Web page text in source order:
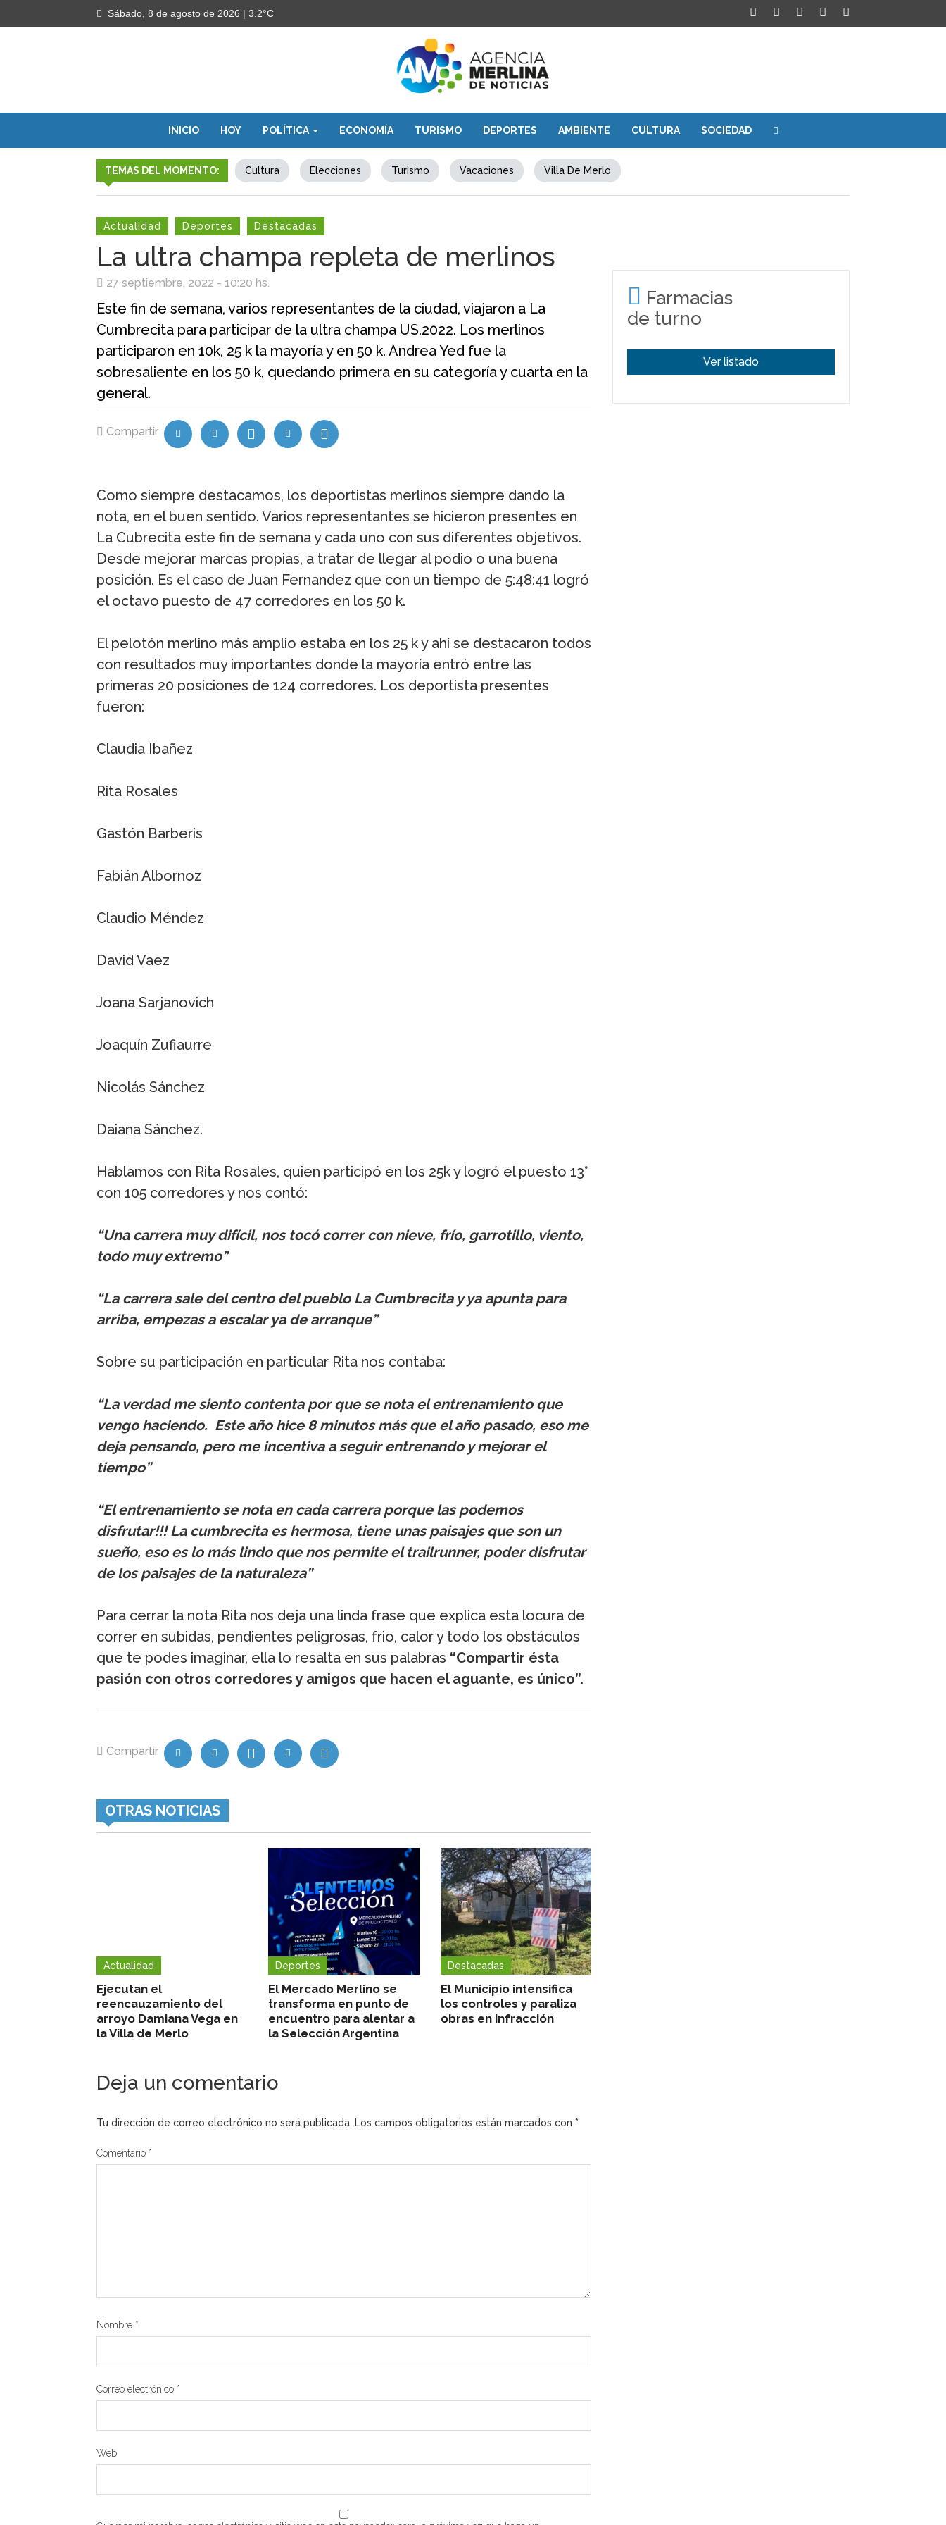
Sábado, 8 de agosto de 2026 | 3.2°C
INICIO HOY POLÍTICA ECONOMÍA TURISMO DEPORTES AMBIENTE CULTURA SOCIEDAD
TEMAS DEL MOMENTO: Cultura Elecciones Turismo Vacaciones Villa De Merlo
Actualidad Deportes Destacadas
La ultra champa repleta de merlinos
27 septiembre, 2022 - 10:20 hs.
Este fin de semana, varios representantes de la ciudad, viajaron a La
Cumbrecita para participar de la ultra champa US.2022. Los merlinos
participaron en 10k, 25 k la mayoría y en 50 k. Andrea Yed fue la
sobresaliente en los 50 k, quedando primera en su categoría y cuarta en la
general.
Compartir
Como siempre destacamos, los deportistas merlinos siempre dando la
nota, en el buen sentido. Varios representantes se hicieron presentes en
La Cubrecita este fin de semana y cada uno con sus diferentes objetivos.
Desde mejorar marcas propias, a tratar de llegar al podio o una buena
posición. Es el caso de Juan Fernandez que con un tiempo de 5:48:41 logró
el octavo puesto de 47 corredores en los 50 k.
El pelotón merlino más amplio estaba en los 25 k y ahí se destacaron todos
con resultados muy importantes donde la mayoría entró entre las
primeras 20 posiciones de 124 corredores. Los deportista presentes
fueron:
Claudia Ibañez
Rita Rosales
Gastón Barberis
Fabián Albornoz
Claudio Méndez
David Vaez
Joana Sarjanovich
Joaquín Zufiaurre
Nicolás Sánchez
Daiana Sánchez.
Hablamos con Rita Rosales, quien participó en los 25k y logró el puesto 13°
con 105 corredores y nos contó:
“Una carrera muy difícil, nos tocó correr con nieve, frío, garrotillo, viento,
todo muy extremo”
“La carrera sale del centro del pueblo La Cumbrecita y ya apunta para
arriba, empezas a escalar ya de arranque”
Sobre su participación en particular Rita nos contaba:
“La verdad me siento contenta por que se nota el entrenamiento que
vengo haciendo. Este año hice 8 minutos más que el año pasado, eso me
deja pensando, pero me incentiva a seguir entrenando y mejorar el
tiempo”
“El entrenamiento se nota en cada carrera porque las podemos
disfrutar!!! La cumbrecita es hermosa, tiene unas paisajes que son un
sueño, eso es lo más lindo que nos permite el trailrunner, poder disfrutar
de los paisajes de la naturaleza”
Para cerrar la nota Rita nos deja una linda frase que explica esta locura de
correr en subidas, pendientes peligrosas, frio, calor y todo los obstáculos
que te podes imaginar, ella lo resalta en sus palabras “Compartir ésta
pasión con otros corredores y amigos que hacen el aguante, es único”.
Compartir
OTRAS NOTICIAS
Actualidad
Ejecutan el
reencauzamiento del
arroyo Damiana Vega en
la Villa de Merlo
Deportes
El Mercado Merlino se
transforma en punto de
encuentro para alentar a
la Selección Argentina
Destacadas
El Municipio intensifica
los controles y paraliza
obras en infracción
Deja un comentario
Tu dirección de correo electrónico no será publicada. Los campos obligatorios están marcados con *
Comentario *
Nombre *
Correo electrónico *
Web
Farmacias
de turno
Ver listado